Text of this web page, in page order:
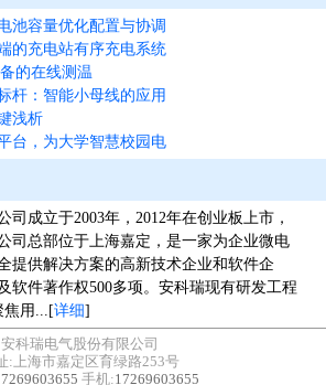
池容量优化配置与协调
的充电站有序充电系统
的在线测温
杆：智能小母线的应用
浅析
台，为大学智慧校园电
司成立于2003年，2012年在创业板上市，
司总部位于上海嘉定，是一家为企业微电
提供解决方案的高新技术企业和软件企
软件著作权500多项。安科瑞现有研发工程
焦用...[详细]
安科瑞电气股份有限公司
:上海市嘉定区育绿路253号
手机:17269603655